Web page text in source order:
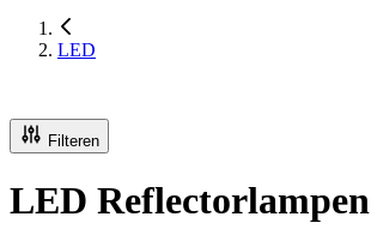
LED
Filteren
LED Reflectorlampen